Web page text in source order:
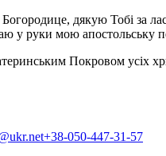
дякую Тобі за
у руки мою апостольську
Покровом усіх
+38-050-447-31-57